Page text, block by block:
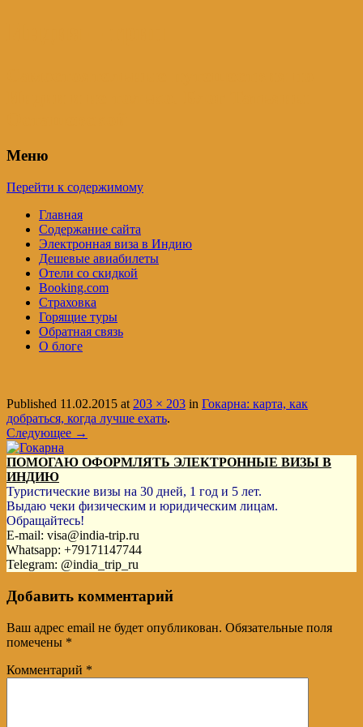
Меню
Перейти к содержимому
Главная
Содержание сайта
Электронная виза в Индию
Дешевые авиабилеты
Отели со скидкой
Booking.com
Страховка
Горящие туры
Обратная связь
О блоге
Published 11.02.2015 at203 × 203 in Гокарна: карта, как
добраться, когда лучше ехать.
Следующее →
ПОМОГАЮ ОФОРМЛЯТЬ ЭЛЕКТРОННЫЕ ВИЗЫ В
ИНДИЮ
Туристические визы на 30 дней, 1 год и 5 лет.
Выдаю чеки физическим и юридическим лицам.
Обращайтесь!
E-mail: visa@india-trip.ru
Whatsapp: +79171147744
Telegram: @india_trip_ru
Добавить комментарий
Ваш адрес email не будет опубликован. Обязательные поля
помечены *
Комментарий *